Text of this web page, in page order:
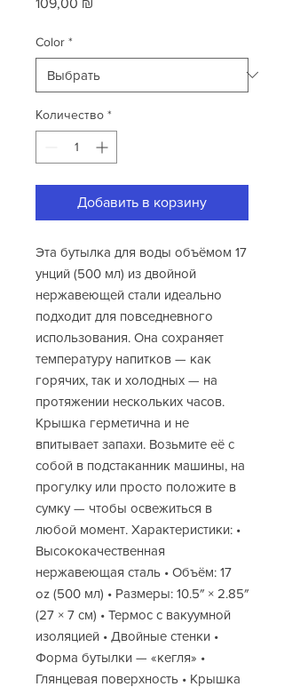
Color *
Количество *
Добавить в корзину
Эта бутылка для воды объёмом 17
унций (500 мл) из двойной
нержавеющей стали идеально
подходит для повседневного
использования. Она сохраняет
температуру напитков — как
горячих, так и холодных — на
протяжении нескольких часов.
Крышка герметична и не
впитывает запахи. Возьмите её с
собой в подстаканник машины, на
прогулку или просто положите в
сумку — чтобы освежиться в
любой момент. Характеристики: •
Высококачественная
нержавеющая сталь • Объём: 17
oz (500 мл) • Размеры: 10.5″ × 2.85″
(27 × 7 см) • Термос с вакуумной
изоляцией • Двойные стенки •
Форма бутылки — «кегля» •
Глянцевая поверхность • Крышка